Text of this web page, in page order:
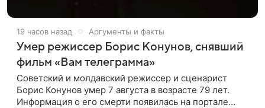
19 часов назад Аргументы и факты
Умер режиссер Борис Конунов, снявший
фильм «Вам телеграмма»
Советский и молдавский режиссер и сценарист
Борис Конунов умер 7 августа в возрасте 79 лет.
Информация о его смерти появилась на портале